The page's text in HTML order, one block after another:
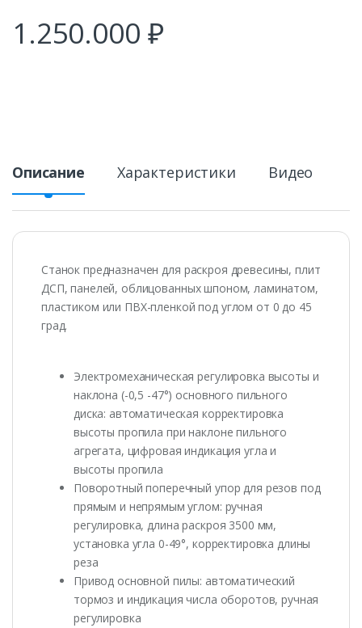
1.250.000 ₽
Описание Характеристики Видео
Станок предназначен для раскроя древесины, плит
ДСП, панелей, облицованных шпоном, ламинатом,
пластиком или ПВХ-пленкой под углом от 0 до 45
град.
Электромеханическая регулировка высоты и
наклона (-0,5 -47°) основного пильного
диска: автоматическая корректировка
высоты пропила при наклоне пильного
агрегата, цифровая индикация угла и
высоты пропила
Поворотный поперечный упор для резов под
прямым и непрямым углом: ручная
регулировка, длина раскроя 3500 мм,
установка угла 0-49°, корректировка длины
реза
Привод основной пилы: автоматический
тормоз и индикация числа оборотов, ручная
регулировка